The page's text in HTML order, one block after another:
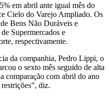
em abril ante igual mês do
Cielo do Varejo Ampliado. Os
Bens Não Duráveis e
Supermercados e
respectivamente.
da companhia, Pedro Lippi, o
o sexto mês seguido de alta
comparação com abril do ano
diz.